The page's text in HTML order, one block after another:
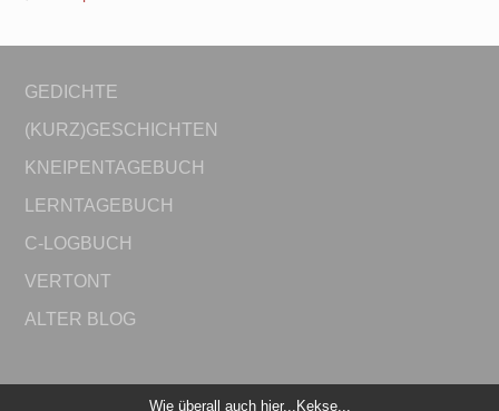
GEDICHTE
(KURZ)GESCHICHTEN
KNEIPENTAGEBUCH
LERNTAGEBUCH
C-LOGBUCH
VERTONT
ALTER BLOG
Wie überall auch hier...Kekse...